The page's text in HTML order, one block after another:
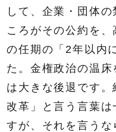
して、企業・団体
ころがその公約を
の任期の「2年以内
た。金権政治の温
は大きな後退です
改革」と言う言葉
すが、それを言う